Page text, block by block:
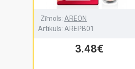
Zīmols: AREON
Artikuls: AREPB01
3.48€